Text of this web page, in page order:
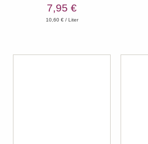
7,95 €
10,60 € / Liter